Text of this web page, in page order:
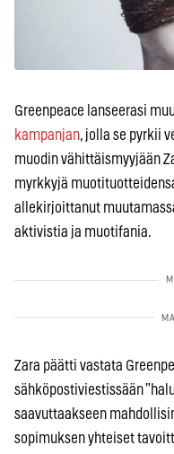
Greenpeace lanseerasi
kampanjan, jolla se pyrkii
muodin vähittäismyyjään
myrkkyjä
allekirjoittanut
aktivistia ja muotifania.
Zara päätti vastata
sähköpostiviestissään
saavuttaakseen
sopimuksen yhteiset